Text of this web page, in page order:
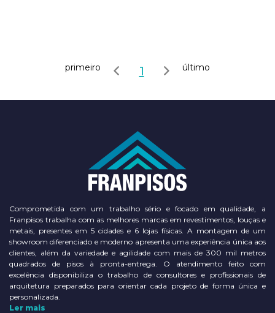
primeiro 1 último
Comprometida com um trabalho sério e focado em qualidade, a
Franpisos trabalha com as melhores marcas em revestimentos, louças e
metais, presentes em 5 cidades e 6 lojas físicas. A montagem de um
showroom diferenciado e moderno apresenta uma experiência única aos
clientes, além da variedade e agilidade com mais de 300 mil metros
quadrados de pisos à pronta-entrega. O atendimento feito com
excelência disponibiliza o trabalho de consultores e profissionais de
arquitetura preparados para orientar cada projeto de forma única e
personalizada.
Ler mais